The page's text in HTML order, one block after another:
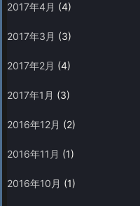
2017年4月 (4)
2017年3月 (3)
2017年2月 (4)
2017年1月 (3)
2016年12月 (2)
2016年11月 (1)
2016年10月 (1)